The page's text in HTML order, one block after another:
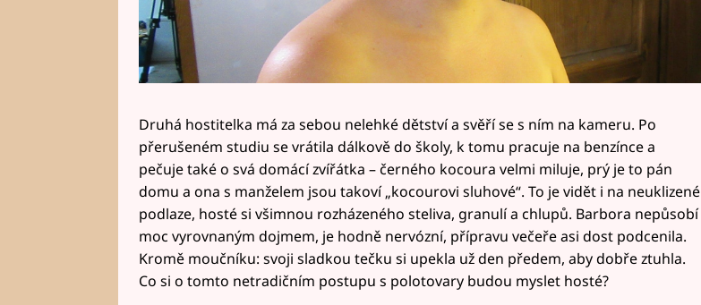
Druhá hostitelka má za sebou nelehké dětství a svěří se s ním na kameru. Po
přerušeném studiu se vrátila dálkově do školy, k tomu pracuje na benzínce a
pečuje také o svá domácí zvířátka – černého kocoura velmi miluje, prý je to pán
domu a ona s manželem jsou takoví „kocourovi sluhové“. To je vidět i na neuklizené
podlaze, hosté si všimnou rozházeného steliva, granulí a chlupů. Barbora nepůsobí
moc vyrovnaným dojmem, je hodně nervózní, přípravu večeře asi dost podcenila.
Kromě moučníku: svoji sladkou tečku si upekla už den předem, aby dobře ztuhla.
Co si o tomto netradičním postupu s polotovary budou myslet hosté?